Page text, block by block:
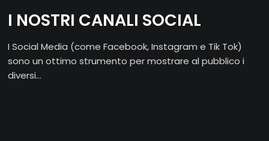
I NOSTRI CANALI SOCIAL
I Social Media (come Facebook, Instagram e Tik Tok)
sono un ottimo strumento per mostrare al pubblico i
diversi...